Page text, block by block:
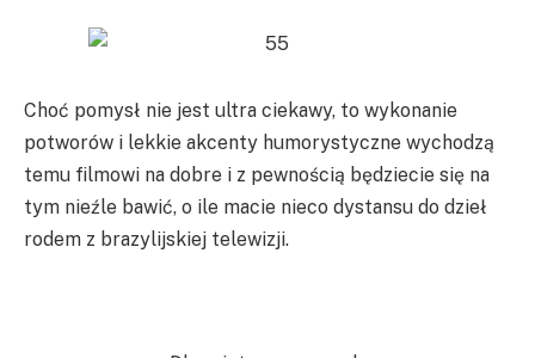
Choć pomysł nie jest ultra ciekawy, to wykonanie
potworów i lekkie akcenty humorystyczne wychodzą
temu filmowi na dobre i z pewnością będziecie się na
tym nieźle bawić, o ile macie nieco dystansu do dzieł
rodem z brazylijskiej telewizji.